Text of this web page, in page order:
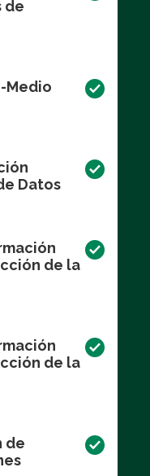
de
Medio
Datos
de la
de la
de